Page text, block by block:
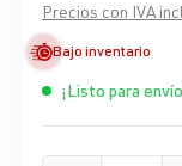
Precios con IVA
Bajo inventario
¡Listo para